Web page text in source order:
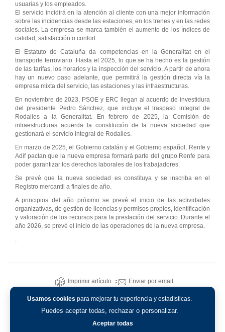
Usamos cookies para mejorar tu experiencia y estadísticas.
Puedes aceptar todas, rechazar o personalizar.
Aceptar todas
usuarias y los empleados.
El servicio incidirá en la atención al cliente con una mejor información
sobre las incidencias desde las estaciones, en los trenes y en las redes
sociales. La empresa se marca también el aumento de los índices de
calidad, satisfacción o confort.
El Estatuto de Cataluña da competencias en la Generalitat en el
transporte ferroviario. Hasta el 2025, lo que se ha hecho es la gestión
de las tarifas, los horarios y la inspección del servicio. A partir de ahora
hay un nuevo paso adelante, que permitirá la gestión directa vía la
empresa mixta del servicio, las estaciones y las infraestructuras.
En noviembre de 2023, PSOE y ERC llegan al acuerdo de investidura
del presidente Pedro Sánchez, que incluye el traspaso integral de
Rodalies a la Generalitat. En febrero de 2025, la Comisión de
infraestructuras acuerda la constitución de la nueva sociedad que
gestionará el servicio integral de Rodalies.
En marzo de 2025, el Gobierno catalán y el Gobierno español, Renfe y
Adif pactan que la nueva empresa formará parte del grupo Renfe para
poder garantizar los derechos laborales de los trabajadores.
Se prevé que la nueva sociedad es constituya y se inscriba en el
Registro mercantil a finales de año.
A principios del año próximo se prevé el inicio de las actividades
organizativas, de gestión de licencias y permisos propios, identificación
y valoración de los recursos para la prestación del servicio. Durante el
año 2026, se prevé el inicio de las operaciones de la nueva empresa.
.
Imprimir artículo Enviar por email